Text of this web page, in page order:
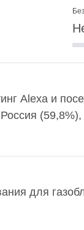
Alexa и
для